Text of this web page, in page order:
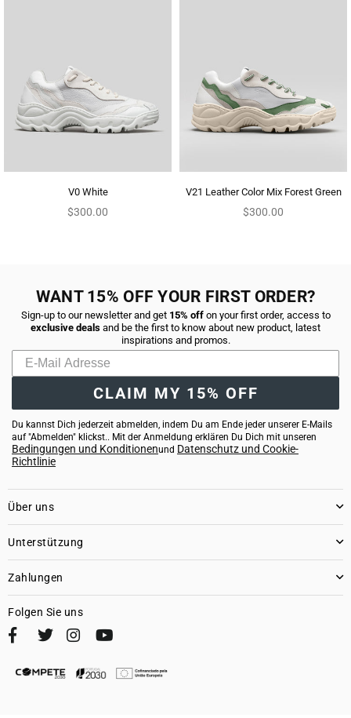
V0 White
Regular
$300.00
V21 Leather Color Mix Forest Green
Regular
$300.00
WANT 15% OFF YOUR FIRST ORDER?
Sign-up to our newsletter and get15% offon your first order, access to
exclusive deals and be the first to know about new product, latest
inspirations and promos.
CLAIM MY 15% OFF
Du kannst Dich jederzeit abmelden, indem Du am Ende jeder unserer E-Mails
auf "Abmelden" klickst.. Mit der Anmeldung erklären Du Dich mit unseren
Bedingungen und Konditionenund Datenschutz und Cookie-
Richtlinie
Über uns
Unterstützung
Zahlungen
Folgen Sie uns